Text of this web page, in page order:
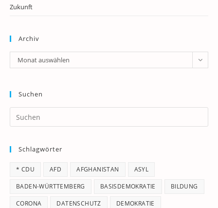
Zukunft
Archiv
Archiv
Monat auswählen
Suchen
Schlagwörter
* CDU AFD AFGHANISTAN ASYL
BADEN-WÜRTTEMBERG BASISDEMOKRATIE BILDUNG
CORONA DATENSCHUTZ DEMOKRATIE